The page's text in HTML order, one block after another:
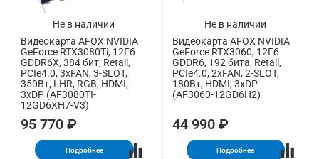
Не в наличии
Видеокарта AFOX NVIDIA
GeForce RTX3080Ti, 12Гб
GDDR6X, 384 бит, Retail,
PCIe4.0, 3xFAN, 3-SLOT,
350Вт, LHR, RGB, HDMI,
3xDP (AF3080TI-
12GD6XH7-V3)
95 770 ₽
Подробнее
Не в наличии
Видеокарта AFOX NVIDIA
GeForce RTX3060, 12Гб
GDDR6, 192 бита, Retail,
PCIe4.0, 2xFAN, 2-SLOT,
180Вт, HDMI, 3xDP
(AF3060-12GD6H2)
44 990 ₽
Подробнее